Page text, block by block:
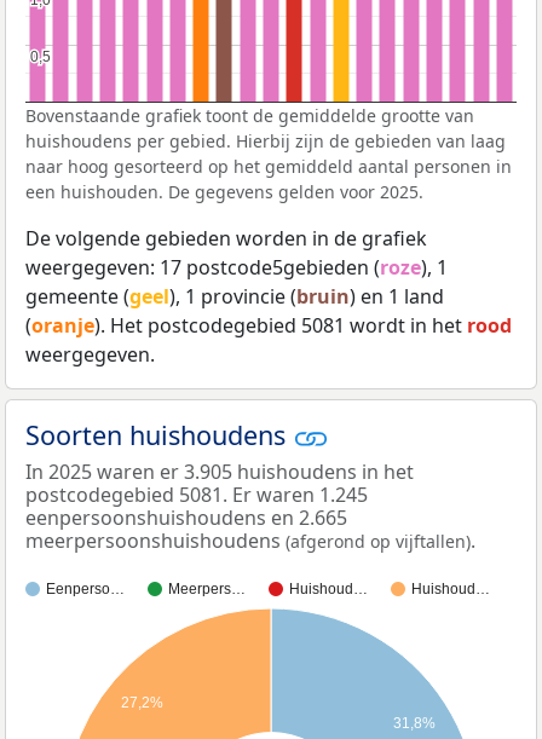
0,5
0,5
Bovenstaande grafiek toont de gemiddelde grootte van
huishoudens per gebied. Hierbij zijn de gebieden van laag
naar hoog gesorteerd op het gemiddeld aantal personen in
een huishouden. De gegevens gelden voor 2025.
De volgende gebieden worden in de grafiek
weergegeven: 17 postcode5gebieden (roze), 1
gemeente (geel), 1 provincie (bruin) en 1 land
(oranje). Het postcodegebied 5081 wordt in het rood
weergegeven.
Soorten huishoudens
In 2025 waren er 3.905 huishoudens in het
postcodegebied 5081. Er waren 1.245
eenpersoonshuishoudens en 2.665
meerpersoonshuishoudens (afgerond op vijftallen).
Eenperso… Meerpers… Huishoud… Huishoud…
31,8%
27,2%